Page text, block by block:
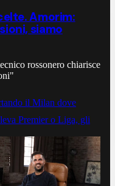
Amorim:
siamo
rossonero chiarisce
il Milan dove
Premier o Liga, gli